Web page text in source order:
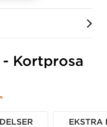
Kortprosa
EKSTRA